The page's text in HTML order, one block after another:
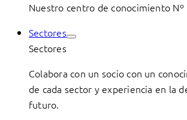
Nuestro centro de conocimiento Nº
Sectores
Sectores
Colabora con un socio con un
de cada sector y experiencia en la
futuro.